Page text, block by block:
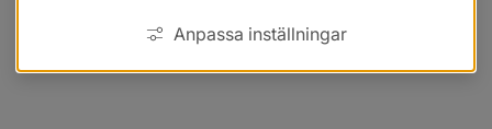
Anpassa inställningar